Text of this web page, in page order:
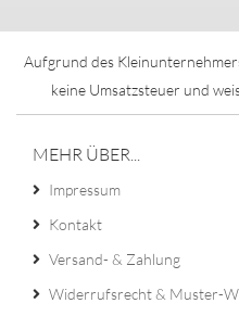
Aufgrund des
keine Umsatzsteuer und
MEHR ÜBER...
Impressum
Kontakt
Versand- & Zahlung
Widerrufsrecht & Muster-